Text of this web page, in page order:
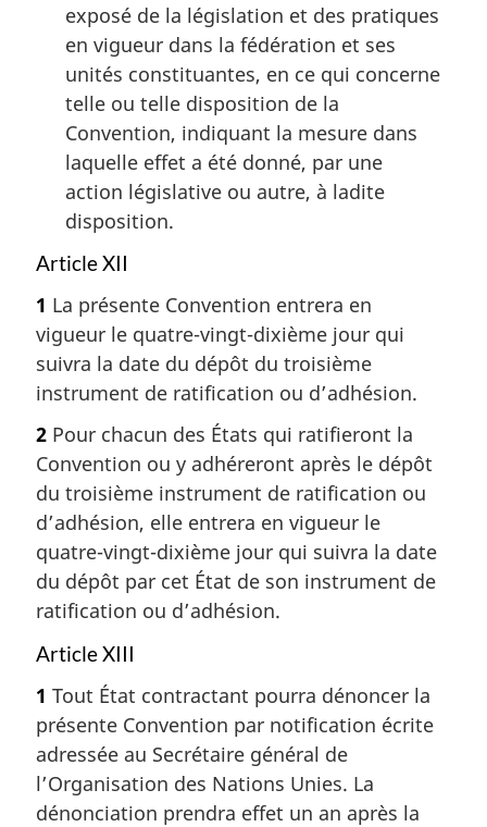
exposé de la législation et des pratiques
en vigueur dans la fédération et ses
unités constituantes, en ce qui concerne
telle ou telle disposition de la
Convention, indiquant la mesure dans
laquelle effet a été donné, par une
action législative ou autre, à ladite
disposition.
Article XII
1 La présente Convention entrera en
vigueur le quatre-vingt-dixième jour qui
suivra la date du dépôt du troisième
instrument de ratification ou d’adhésion.
2 Pour chacun des États qui ratifieront la
Convention ou y adhéreront après le dépôt
du troisième instrument de ratification ou
d’adhésion, elle entrera en vigueur le
quatre-vingt-dixième jour qui suivra la date
du dépôt par cet État de son instrument de
ratification ou d’adhésion.
Article XIII
1 Tout État contractant pourra dénoncer la
présente Convention par notification écrite
adressée au Secrétaire général de
l’Organisation des Nations Unies. La
dénonciation prendra effet un an après la